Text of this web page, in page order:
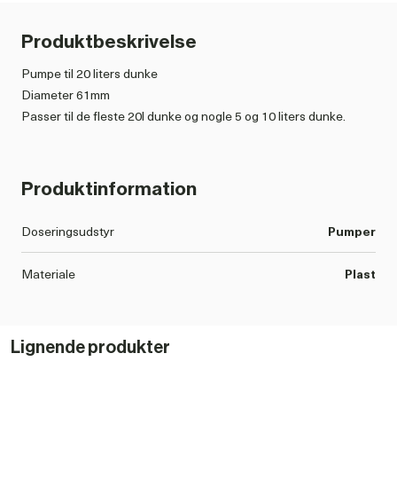
Produktbeskrivelse
Pumpe til 20 liters dunke
Diameter 61mm
Passer til de fleste 20l dunke og nogle 5 og 10 liters dunke.
Produktinformation
Doseringsudstyr Pumper
Materiale Plast
Lignende produkter